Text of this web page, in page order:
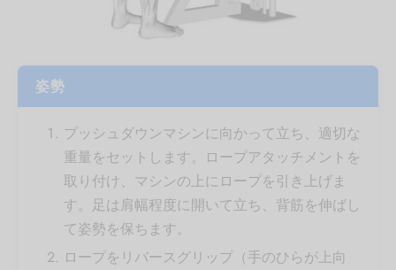
姿勢
プッシュダウンマシンに向かって立ち、適切な
重量をセットします。ロープアタッチメントを
取り付け、マシンの上にロープを引き上げま
す。足は肩幅程度に開いて立ち、背筋を伸ばし
て姿勢を保ちます。
ロープをリバースグリップ（手のひらが上向